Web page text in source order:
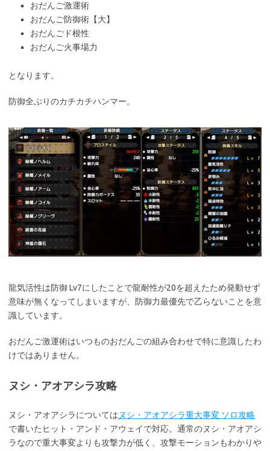
おだんご激運術
おだんご防御術【大】
おだんごド根性
おだんご火事場力
となります。
防御全ぶりのカチカチハンマー。
龍気活性は防御 Lv7にしたことで龍耐性が20を超えたため発動せず
意味が無くなってしまいますが、防御力最優先で乙らないことを意
識しています。
おだんご激運術はいつものおだんごの組み合わせで特に意識したわ
けではありません。
ヌシ・アオアシラ攻略
ヌシ・アオアシラについてはヌシ・アオアシラ重大事変 ソロ攻略
で書いたヒット・アンド・アウェイで対応。通常のヌシ・アオアシ
ラなので重大事変よりも攻撃力が低く、攻撃モーションもわかりや